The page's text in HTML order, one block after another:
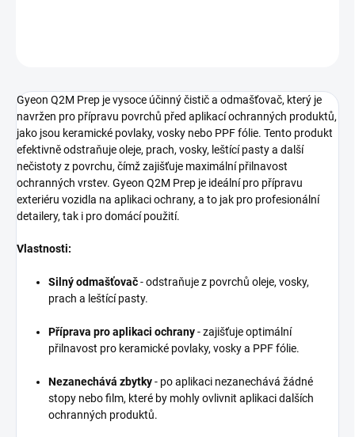
Gyeon Q2M Prep je vysoce účinný čistič a odmašťovač, který je
navržen pro přípravu povrchů před aplikací ochranných produktů,
jako jsou keramické povlaky, vosky nebo PPF fólie. Tento produkt
efektivně odstraňuje oleje, prach, vosky, leštící pasty a další
nečistoty z povrchu, čímž zajišťuje maximální přilnavost
ochranných vrstev. Gyeon Q2M Prep je ideální pro přípravu
exteriéru vozidla na aplikaci ochrany, a to jak pro profesionální
detailery, tak i pro domácí použití.
Vlastnosti:
Silný odmašťovač- odstraňuje z povrchů oleje, vosky,
prach a leštící pasty.
Příprava pro aplikaci ochrany- zajišťuje optimální
přilnavost pro keramické povlaky, vosky a PPF fólie.
Nezanechává zbytky- po aplikaci nezanechává žádné
stopy nebo film, které by mohly ovlivnit aplikaci dalších
ochranných produktů.